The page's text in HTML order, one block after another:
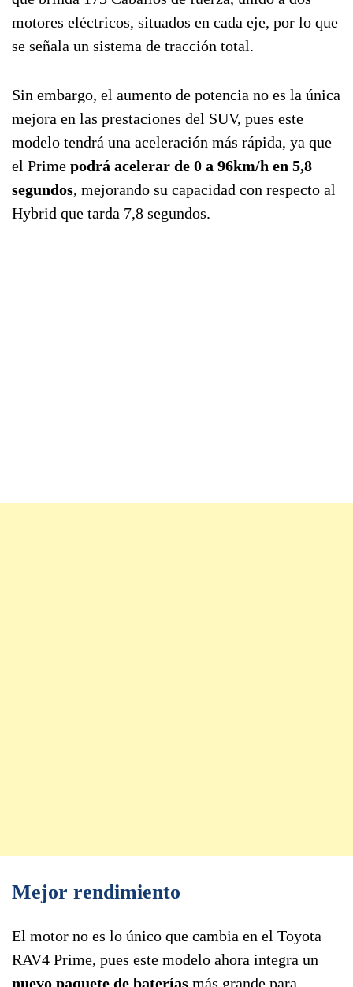
motores eléctricos, situados en cada eje, por lo que
se señala un sistema de tracción total.
Sin embargo, el aumento de potencia no es la única
mejora en las prestaciones del SUV, pues este
modelo tendrá una aceleración más rápida, ya que
el Prime podrá acelerar de 0 a 96km/h en 5,8
segundos, mejorando su capacidad con respecto al
Hybrid que tarda 7,8 segundos.
Mejor rendimiento
El motor no es lo único que cambia en el Toyota
RAV4 Prime, pues este modelo ahora integra un
nuevo paquete de baterías más grande para